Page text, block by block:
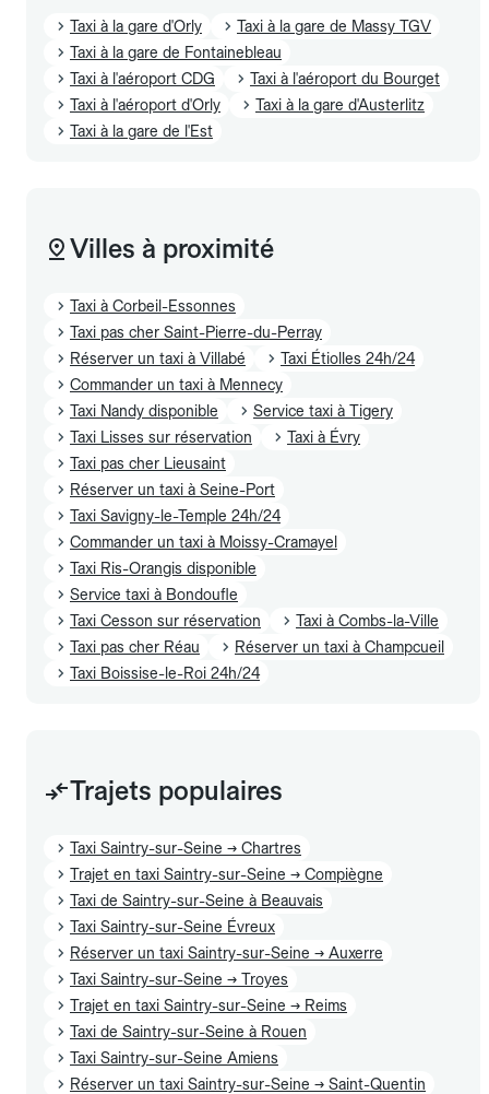
Taxi à la gare d'Orly
Taxi à la gare de Massy TGV
Taxi à la gare de Fontainebleau
Taxi à l'aéroport CDG
Taxi à l'aéroport du Bourget
Taxi à l'aéroport d'Orly
Taxi à la gare d'Austerlitz
Taxi à la gare de l'Est
Villes à proximité
Taxi à Corbeil-Essonnes
Taxi pas cher Saint-Pierre-du-Perray
Réserver un taxi à Villabé
Taxi Étiolles 24h/24
Commander un taxi à Mennecy
Taxi Nandy disponible
Service taxi à Tigery
Taxi Lisses sur réservation
Taxi à Évry
Taxi pas cher Lieusaint
Réserver un taxi à Seine-Port
Taxi Savigny-le-Temple 24h/24
Commander un taxi à Moissy-Cramayel
Taxi Ris-Orangis disponible
Service taxi à Bondoufle
Taxi Cesson sur réservation
Taxi à Combs-la-Ville
Taxi pas cher Réau
Réserver un taxi à Champcueil
Taxi Boissise-le-Roi 24h/24
Trajets populaires
Taxi Saintry-sur-Seine → Chartres
Trajet en taxi Saintry-sur-Seine → Compiègne
Taxi de Saintry-sur-Seine à Beauvais
Taxi Saintry-sur-Seine Évreux
Réserver un taxi Saintry-sur-Seine → Auxerre
Taxi Saintry-sur-Seine → Troyes
Trajet en taxi Saintry-sur-Seine → Reims
Taxi de Saintry-sur-Seine à Rouen
Taxi Saintry-sur-Seine Amiens
Réserver un taxi Saintry-sur-Seine → Saint-Quentin